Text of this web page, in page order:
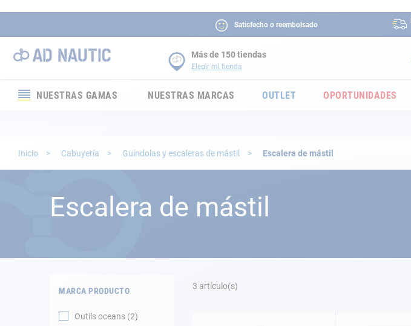
Satisfecho o reembolsado
Más de 150 tiendas
Elegir mi tienda
NUESTRAS GAMAS
Electricidad
NUESTRAS MARCAS OUTLET OPORTUNIDADES
Inicio Cabuyería Guíndolas y escaleras de mástil Escalera de mástil
Escalera de mástil
3 artículo(s)
MARCA PRODUCTO
Outils oceans 2